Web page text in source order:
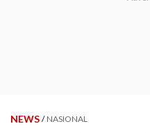
NEWS / NASIONAL